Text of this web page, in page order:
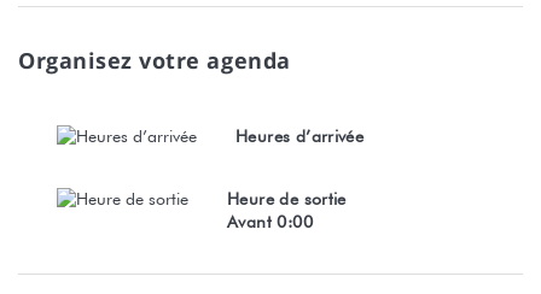
Organisez votre agenda
Heures d’arrivée
Heure de sortie
Avant 0:00